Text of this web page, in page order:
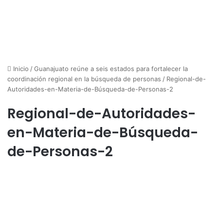
Inicio /Guanajuato reúne a seis estados para fortalecer la
coordinación regional en la búsqueda de personas / Regional-de-
Autoridades-en-Materia-de-Búsqueda-de-Personas-2
Regional-de-Autoridades-
en-Materia-de-Búsqueda-
de-Personas-2